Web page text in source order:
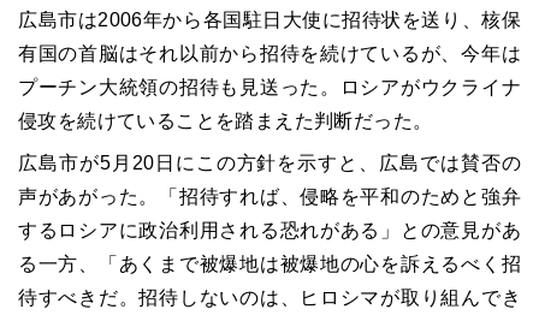
広島市は2006年から各国駐日大使に招待状を送り、核保
有国の首脳はそれ以前から招待を続けているが、今年は
プーチン大統領の招待も見送った。ロシアがウクライナ
侵攻を続けていることを踏まえた判断だった。
広島市が5月20日にこの方針を示すと、広島では賛否の
声があがった。「招待すれば、侵略を平和のためと強弁
するロシアに政治利用される恐れがある」との意見があ
る一方、「あくまで被爆地は被爆地の心を訴えるべく招
待すべきだ。招待しないのは、ヒロシマが取り組んでき